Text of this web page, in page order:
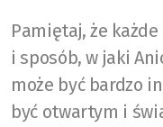
Pamiętaj, że
i sposób, w jaki
może być bardzo
być otwartym i